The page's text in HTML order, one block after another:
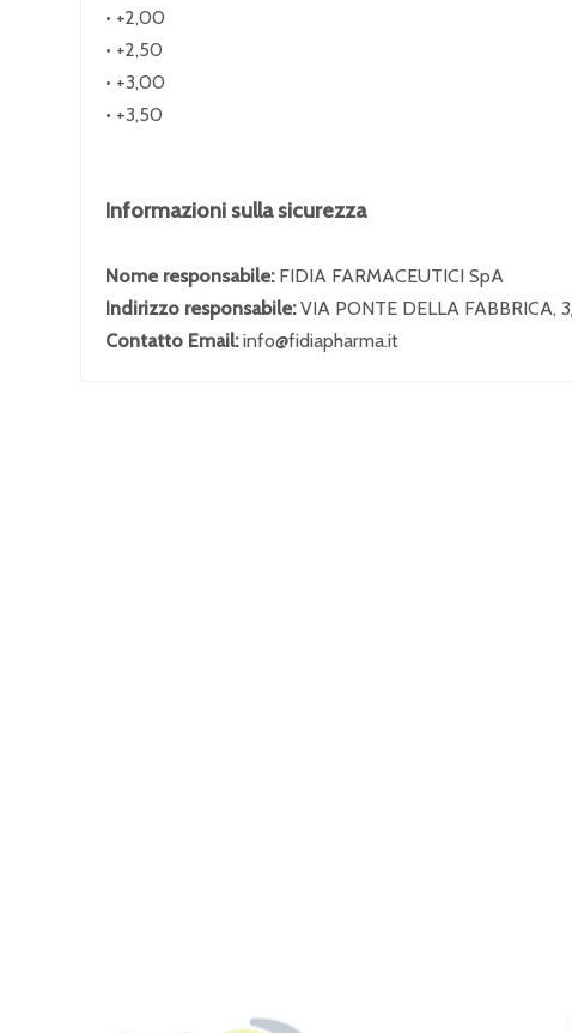
• +2,00
• +2,50
• +3,00
• +3,50
Informazioni sulla sicurezza
Nome responsabile: FIDIA FARMACEUTICI SpA
Indirizzo responsabile:VIA PONTE DELLA FABBRICA,
Contatto Email:info@fidiapharma.it